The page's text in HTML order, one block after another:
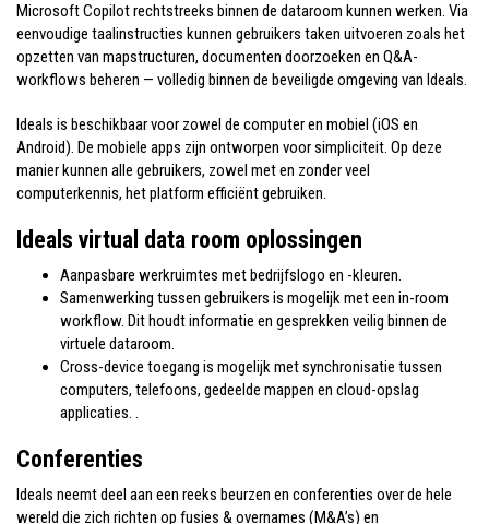
Microsoft Copilot rechtstreeks binnen de dataroom kunnen werken. Via
eenvoudige taalinstructies kunnen gebruikers taken uitvoeren zoals het
opzetten van mapstructuren, documenten doorzoeken en Q&A-
workflows beheren — volledig binnen de beveiligde omgeving van Ideals.
Ideals is beschikbaar voor zowel de computer en mobiel (iOS en
Android). De mobiele apps zijn ontworpen voor simpliciteit. Op deze
manier kunnen alle gebruikers, zowel met en zonder veel
computerkennis, het platform efficiënt gebruiken.
Ideals virtual data room oplossingen
Aanpasbare werkruimtes met bedrijfslogo en -kleuren.
Samenwerking tussen gebruikers is mogelijk met een in-room
workflow. Dit houdt informatie en gesprekken veilig binnen de
virtuele dataroom.
Cross-device toegang is mogelijk met synchronisatie tussen
computers, telefoons, gedeelde mappen en cloud-opslag
applicaties. .
Conferenties
Ideals neemt deel aan een reeks beurzen en conferenties over de hele
wereld die zich richten op fusies & overnames (M&A’s) en